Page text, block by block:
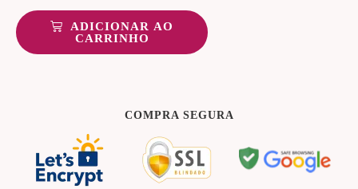
ADICIONAR AO
CARRINHO
COMPRA SEGURA